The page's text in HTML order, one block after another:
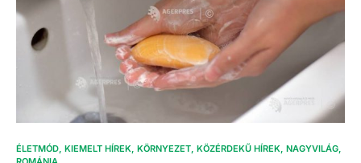
ÉLETMÓD KIEMELT HÍREK KÖRNYEZET KÖZÉRDEKŰ HÍREK NAGYVILÁG